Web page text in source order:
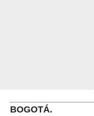
BOGOTÁ.